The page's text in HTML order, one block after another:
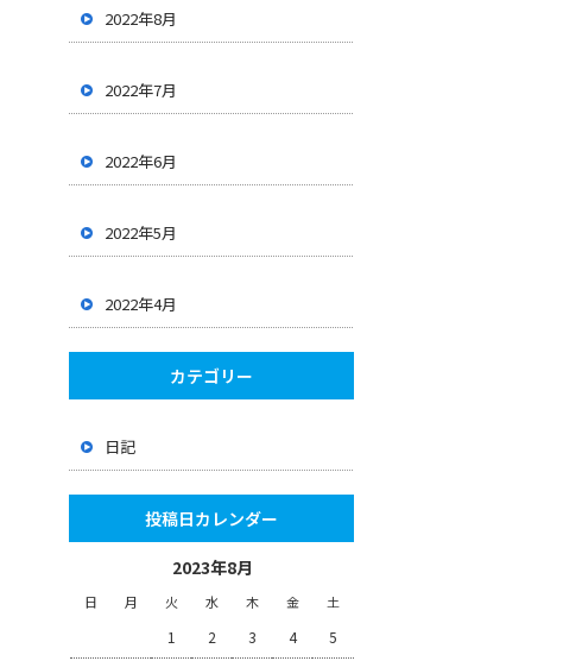
2022年8月
2022年7月
2022年6月
2022年5月
2022年4月
カテゴリー
日記
投稿日カレンダー
2023年8月
日 月 火 水 木 金 土
1 2 3 4 5